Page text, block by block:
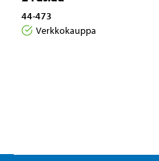
44-473
Verkkokauppa